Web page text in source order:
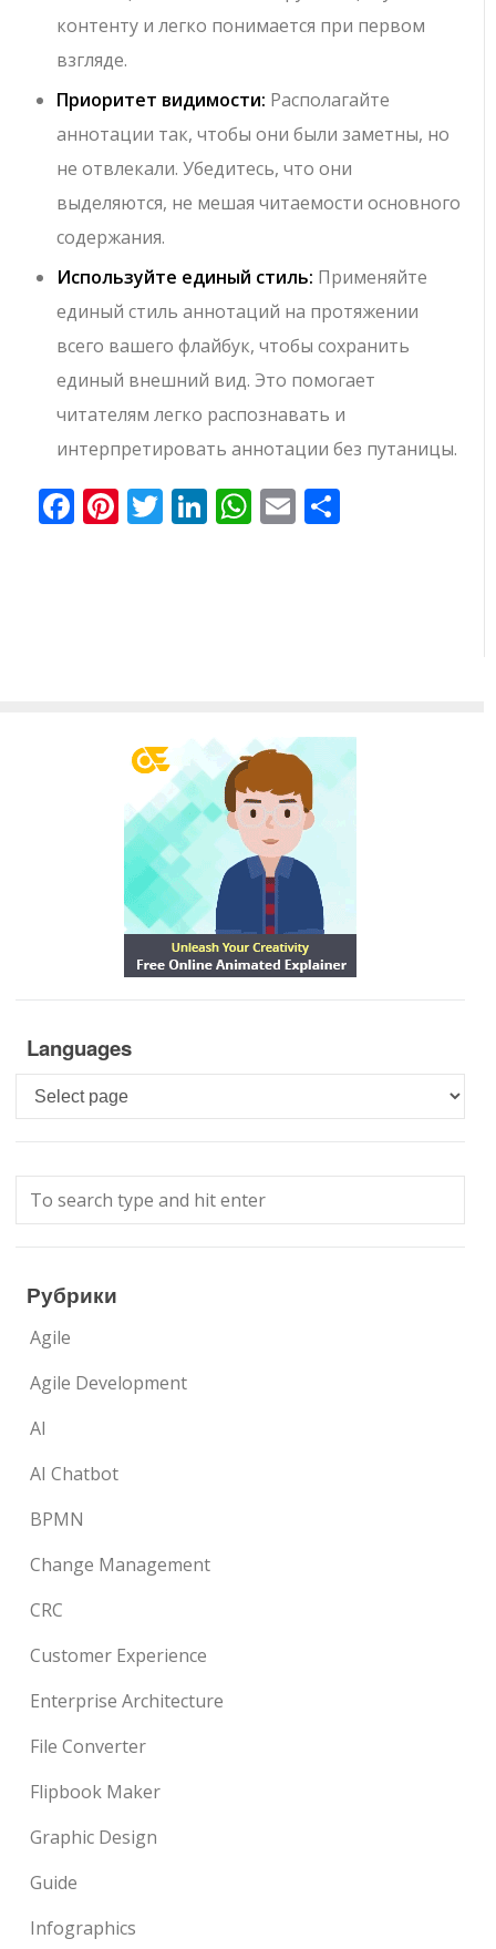
контенту и легко понимается при первом
взгляде.
Приоритет видимости: Располагайте
аннотации так, чтобы они были заметны, но
не отвлекали. Убедитесь, что они
выделяются, не мешая читаемости основного
содержания.
Используйте единый стиль: Применяйте
единый стиль аннотаций на протяжении
всего вашего флайбук, чтобы сохранить
единый внешний вид. Это помогает
читателям легко распознавать и
интерпретировать аннотации без путаницы.
Facebook
Pinterest
Twitter
LinkedIn
WhatsApp
Email
Languages
Languages
Рубрики
Agile
Agile Development
AI
AI Chatbot
BPMN
Change Management
CRC
Customer Experience
Enterprise Architecture
File Converter
Flipbook Maker
Graphic Design
Guide
Infographics